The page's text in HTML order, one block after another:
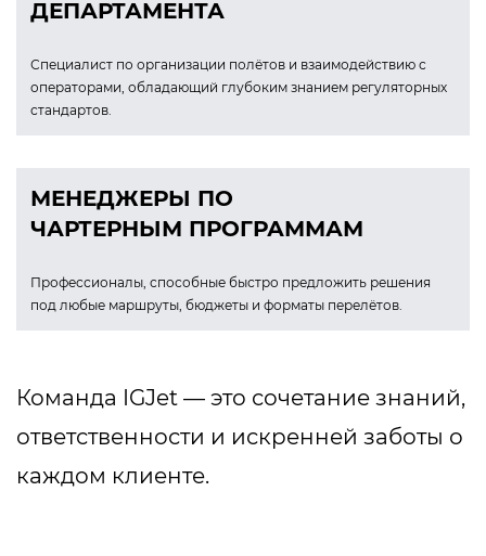
ДЕПАРТАМЕНТА
Специалист по организации полётов и взаимодействию с
операторами, обладающий глубоким знанием регуляторных
стандартов.
МЕНЕДЖЕРЫ ПО
ЧАРТЕРНЫМ ПРОГРАММАМ
Профессионалы, способные быстро предложить решения
под любые маршруты, бюджеты и форматы перелётов.
Команда IGJet — это сочетание знаний,
ответственности и искренней заботы о
каждом клиенте.